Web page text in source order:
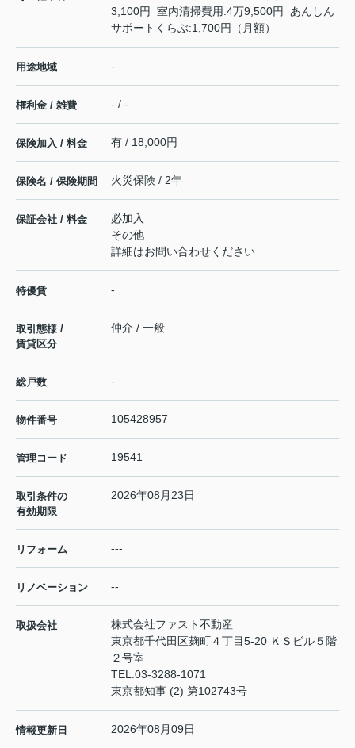
3,100円 室内清掃費用:4万9,500円 あんしん
サポートくらぶ:1,700円（月額）
用途地域 -
権利金 / 雑費 - / -
保険加入 / 料金 有 / 18,000円
保険名 / 保険期間 火災保険 / 2年
保証会社 / 料金
必加入
その他
詳細はお問い合わせください
特優賃 -
取引態様 /
賃貸区分
仲介 / 一般
総戸数 -
物件番号 105428957
管理コード 19541
取引条件の
有効期限
2026年08月23日
リフォーム ---
リノベーション --
取扱会社
株式会社ファスト不動産
東京都千代田区麹町４丁目5-20 ＫＳビル５階
２号室
TEL:03-3288-1071
東京都知事 (2) 第102743号
情報更新日 2026年08月09日